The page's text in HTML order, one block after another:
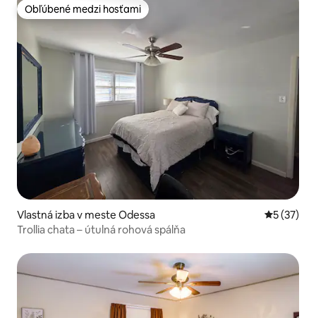
Obľúbené medzi hosťami
Obľúbené medzi hosťami
Vlastná izba v meste Odessa
5 (37)
Trollia chata – útulná rohová spálňa